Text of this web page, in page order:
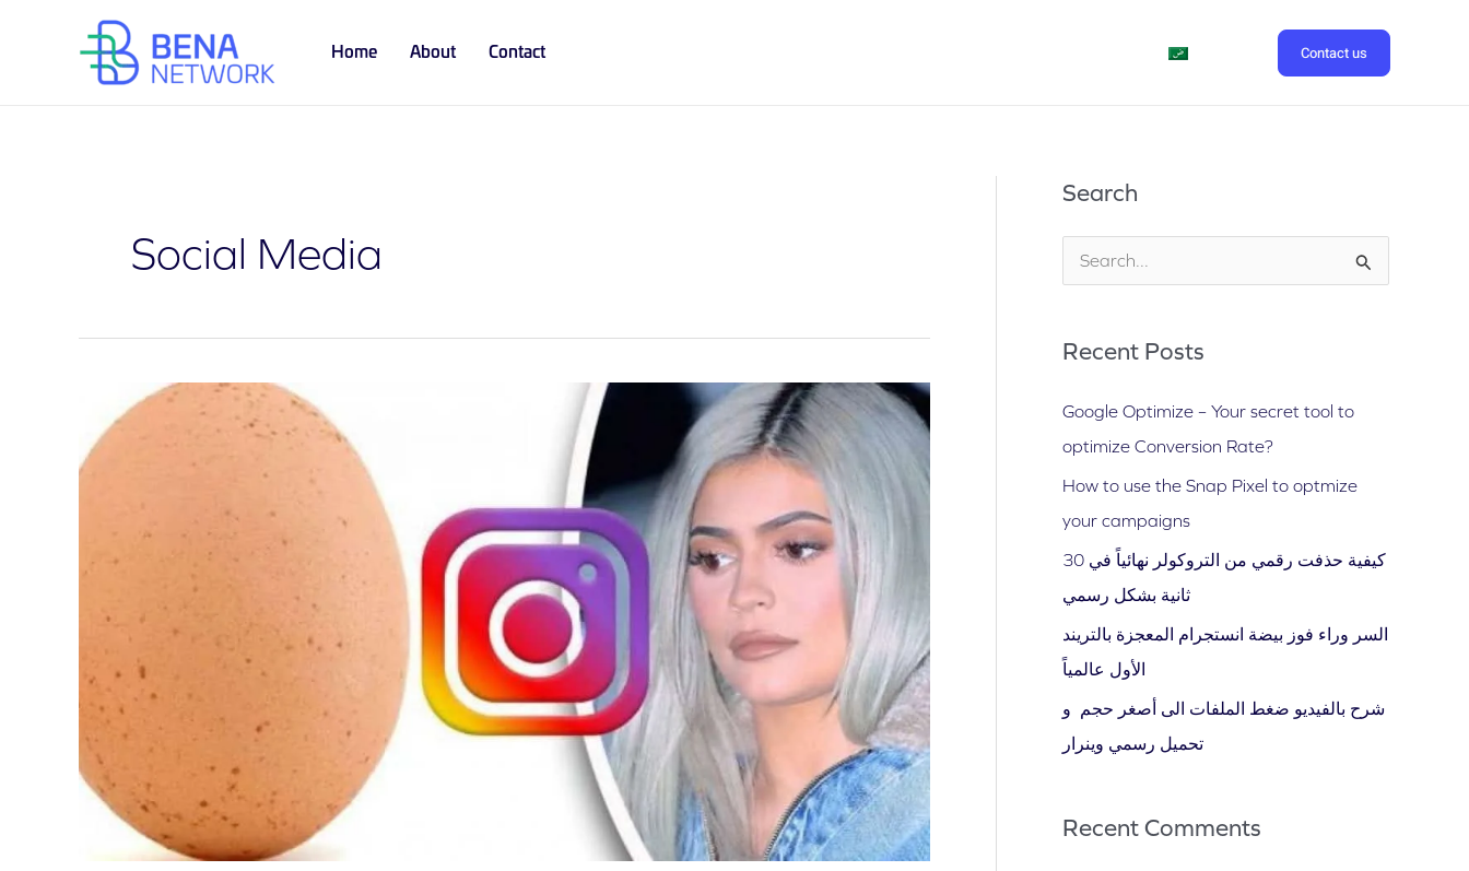
Home About Contact Contact us
Social Media
وراء
فوز
المعجزة
الأول
Search
c
h
f
Recent Posts
Google Optimize – Your secret tool to
optimize Conversion Rate?
How to use the Snap Pixel to optmize
your campaigns
كيفية حذفت رقمي من التروكولر نهائياً في 30
ثانية بشكل رسمي
السر وراء فوز بيضة انستجرام المعجزة بالتريند
الأول عالمياً
شرح بالفيديو ضغط الملفات الى أصغر حجم و
تحميل رسمي وينرار
Recent Comments